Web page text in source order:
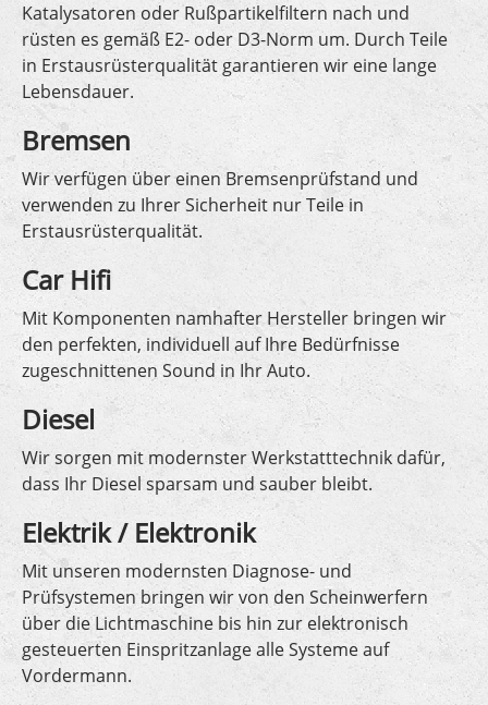
Katalysatoren oder Rußpartikelfiltern nach und
rüsten es gemäß E2- oder D3-Norm um. Durch Teile
in Erstausrüsterqualität garantieren wir eine lange
Lebensdauer.
Bremsen
Wir verfügen über einen Bremsenprüfstand und
verwenden zu Ihrer Sicherheit nur Teile in
Erstausrüsterqualität.
Car Hifi
Mit Komponenten namhafter Hersteller bringen wir
den perfekten, individuell auf Ihre Bedürfnisse
zugeschnittenen Sound in Ihr Auto.
Diesel
Wir sorgen mit modernster Werkstatttechnik dafür,
dass Ihr Diesel sparsam und sauber bleibt.
Elektrik / Elektronik
Mit unseren modernsten Diagnose- und
Prüfsystemen bringen wir von den Scheinwerfern
über die Lichtmaschine bis hin zur elektronisch
gesteuerten Einspritzanlage alle Systeme auf
Vordermann.